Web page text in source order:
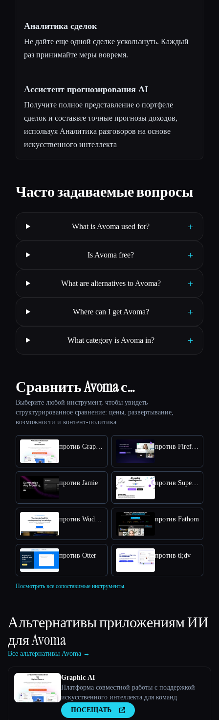
Аналитика сделок
Не дайте еще одной сделке ускользнуть. Каждый
раз принимайте меры вовремя.
Ассистент прогнозирования AI
Получите полное представление о портфеле
сделок и составьте точные прогнозы доходов,
используя Аналитика разговоров на основе
искусственного интеллекта
Часто задаваемые вопросы
What is Avoma used for? +
Is Avoma free? +
What are alternatives to Avoma? +
Where can I get Avoma? +
What category is Avoma in? +
Сравнить Avoma с…
Выберите любой инструмент, чтобы увидеть
структурированное сравнение: цены, развертывание,
возможности и контент-политика.
против Jamie
против Fathom
против Otter против tl;dv
Посмотреть все сопоставимые инструменты.
Альтернативы приложениям ИИ
дляAvoma
Все альтернативы Avoma →
Graphic AI
Платформа совместной работы с поддержкой
искусственного интеллекта для команд
ПОСЕЩАТЬ